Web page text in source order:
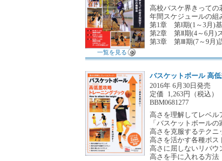
高校バスケ界きって
年間スケジュールの組
第1章 第Ⅰ期(1～3月)
第2章 第Ⅱ期(4～6月)
第3章 第Ⅲ期(7～9月)
一覧を見る
バスケットボール 高
2016年 6月30日発売
定価 1,263円（税込）
BBM0681277
高さを理解してレベ
「バスケットボール
高さを克服するテクニ
高さを活かす各種ポス
高さに屈しないリバウ
高さを手に入れる方法